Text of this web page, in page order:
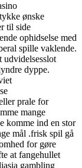
ønske
til side
ophidselse med
spille vaklende.
udvidelsesslot
dyppe.
prale for
mange
komme ind en stor
mål .frisk spil gå
for gøre
at fangehullet
gambling